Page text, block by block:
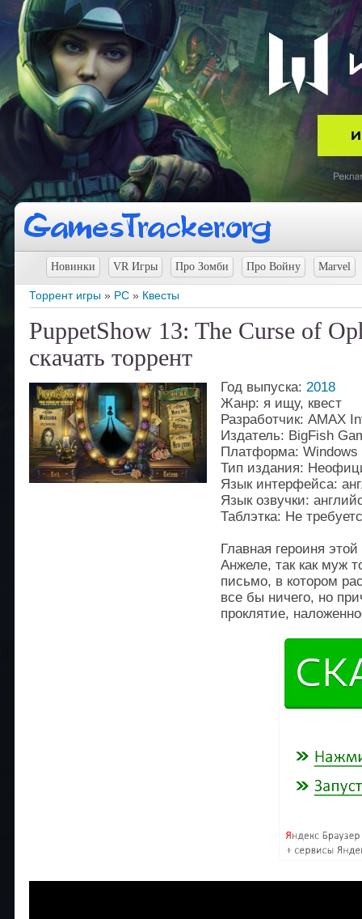
Новинки VR Игры Про Зомби Про Войну Marvel
Торрент игры » PC » Квесты
PuppetShow 13: The Curse of
скачать торрент
Год выпуска: 2018
Жанр: я ищу, квест
Разработчик: AMAX
Издатель: BigFish
Платформа: Windows
Тип издания:
Язык интерфейса:
Язык озвучки:
Таблэтка: Не
Главная героиня
Анжеле, так как муж
письмо, в котором
все бы ничего, но
проклятие,